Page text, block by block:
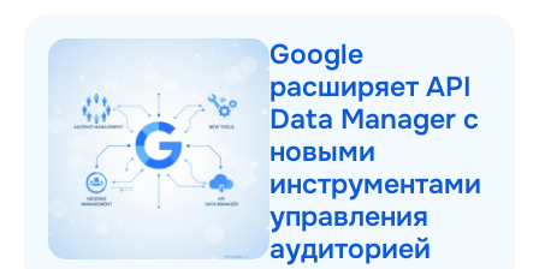
Google
расширяет API
Data Manager с
новыми
инструментами
управления
аудиторией